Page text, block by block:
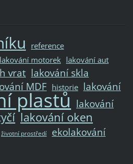
reference
lakování motorek lakování aut
vrat lakování skla
MDF historie lakování
plastů lakování
lakování oken
životní prostředí ekolakování